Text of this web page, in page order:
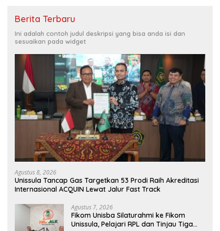
Berita Terbaru
Ini adalah contoh judul deskripsi yang bisa anda isi dan
sesuaikan pada widget
Agustus 8, 2026
Unissula Tancap Gas Targetkan 53 Prodi Raih Akreditasi
Internasional ACQUIN Lewat Jalur Fast Track
Agustus 7, 2026
Fikom Unisba Silaturahmi ke Fikom
Unissula, Pelajari RPL dan Tinjau Tiga